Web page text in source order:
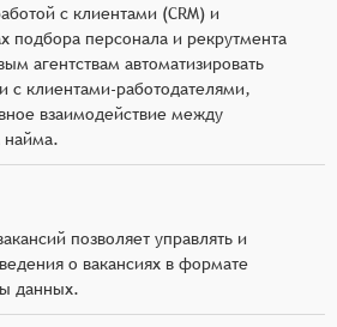
с клиентами (CRM) и
подбора персонала и рекрутмента
агентствам автоматизировать
с клиентами-работодателями,
взаимодействие между
найма.
позволяет управлять и
о вакансиях в формате
данных.